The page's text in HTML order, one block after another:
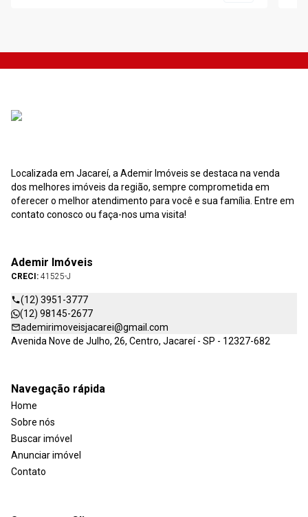
Localizada em Jacareí, a Ademir Imóveis se destaca na venda
dos melhores imóveis da região, sempre comprometida em
oferecer o melhor atendimento para você e sua família. Entre em
contato conosco ou faça-nos uma visita!
Ademir Imóveis
CRECI: 41525-J
(12) 3951-3777
(12) 98145-2677
ademirimoveisjacarei@gmail.com
Avenida Nove de Julho, 26, Centro, Jacareí - SP - 12327-682
Navegação rápida
Home
Sobre nós
Buscar imóvel
Anunciar imóvel
Contato